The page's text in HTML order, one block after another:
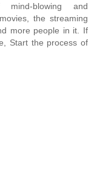
mind-blowing and
the streaming
more people in it. If
Start the process of